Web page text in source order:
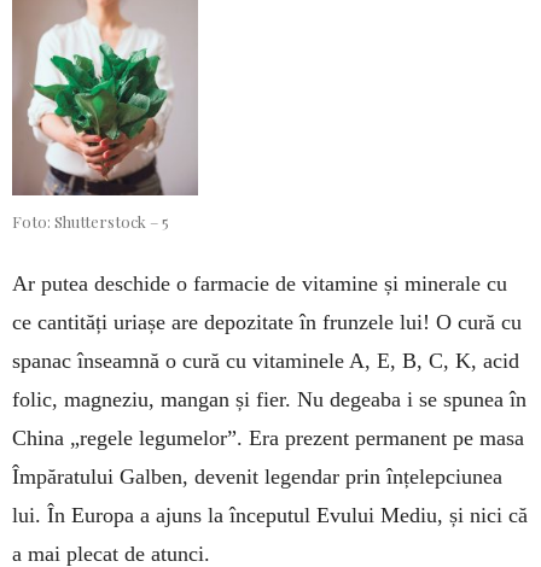
Foto: Shutterstock – 5
Ar putea deschide o farmacie de vitamine și mi­nerale cu
ce cantități uriașe are depozitate în frun­zele lui! O cură cu
spanac înseamnă o cură cu vita­minele A, E, B, C, K, acid
folic, magneziu, mangan și fier. Nu degeaba i se spunea în
China „re­gele le­gume­lor”. Era prezent per­manent pe masa
Îm­pă­ratului Gal­ben, de­venit legendar prin înțelep­ciunea
lui. În Europa a ajuns la în­ceputul Evului Me­diu, și nici că
a mai plecat de atunci.